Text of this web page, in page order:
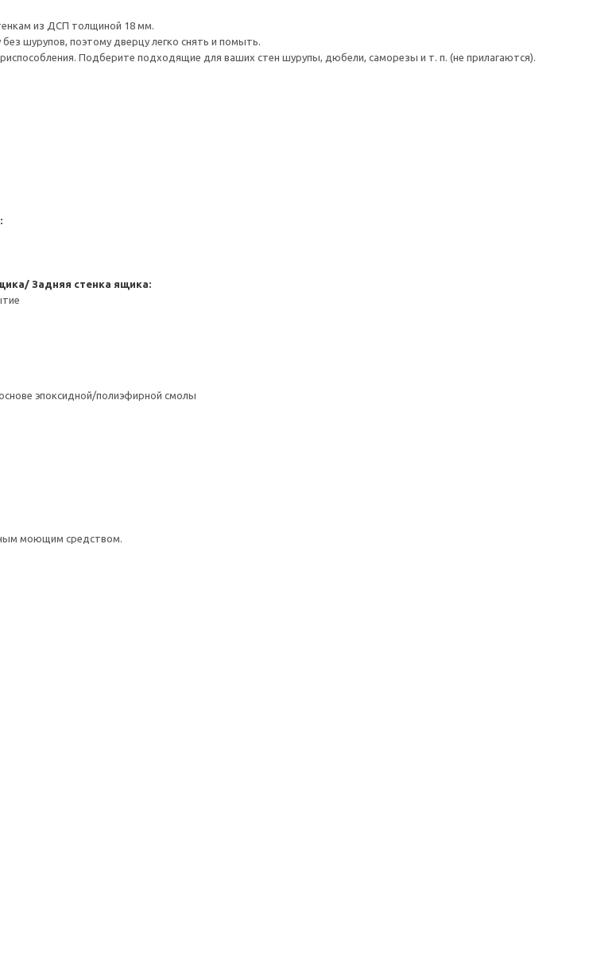
из ДСП толщиной 18 мм.
шурупов, поэтому дверцу легко снять и помыть.
Подберите подходящие для ваших стен шурупы, дюбели, саморезы и т. п. (не прилагаются).
Задняя стенка ящика:
эпоксидной/полиэфирной смолы
моющим средством.